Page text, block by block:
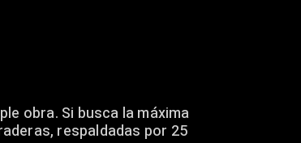
obra. Si busca la máxima
respaldadas por 25